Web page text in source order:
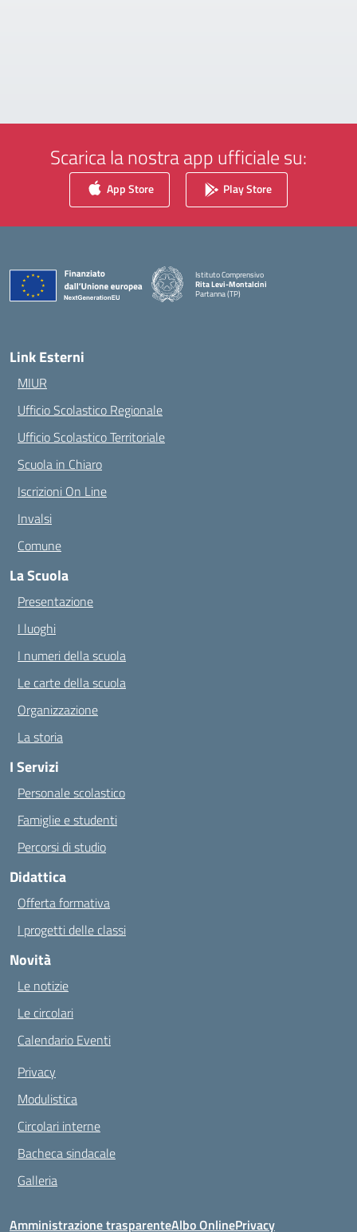
Scarica la nostra app ufficiale su:
App Store Play Store
Istituto Comprensivo
Rita Levi-Montalcini
Partanna (TP)
Link Esterni
MIUR
Ufficio Scolastico Regionale
Ufficio Scolastico Territoriale
Scuola in Chiaro
Iscrizioni On Line
Invalsi
Comune
La Scuola
Presentazione
I luoghi
I numeri della scuola
Le carte della scuola
Organizzazione
La storia
I Servizi
Personale scolastico
Famiglie e studenti
Percorsi di studio
Didattica
Offerta formativa
I progetti delle classi
Novità
Le notizie
Le circolari
Calendario Eventi
Privacy
Modulistica
Circolari interne
Bacheca sindacale
Galleria
Amministrazione trasparenteAlbo OnlinePrivacy